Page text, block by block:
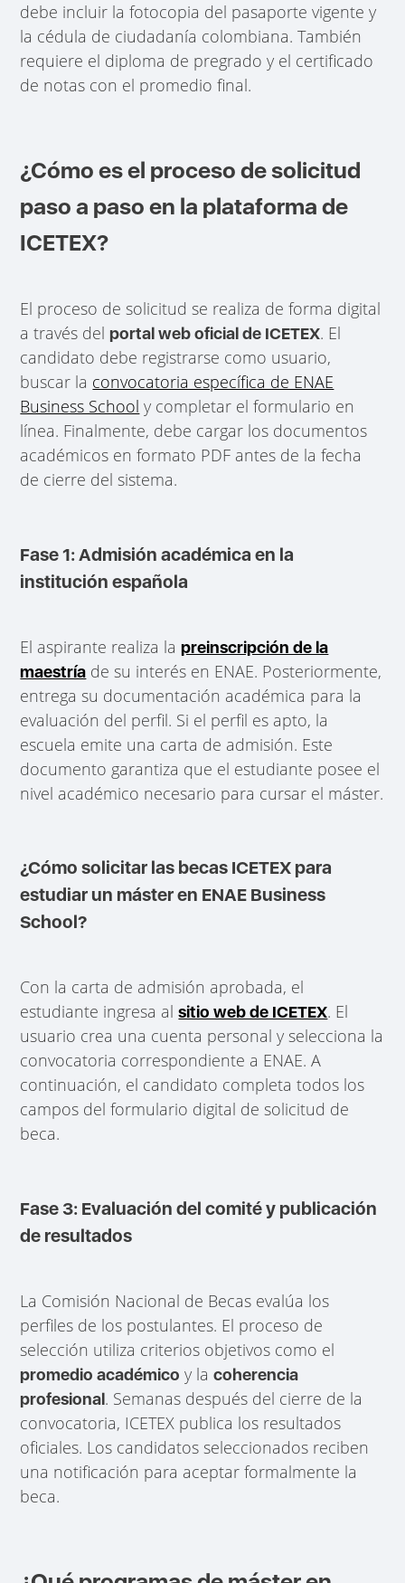
debe incluir la fotocopia del pasaporte vigente y
la cédula de ciudadanía colombiana. También
requiere el diploma de pregrado y el certificado
de notas con el promedio final.
¿Cómo es el proceso de solicitud
paso a paso en la plataforma de
ICETEX?
El proceso de solicitud se realiza de forma digital
a través delportal web oficial de ICETEX. El
candidato debe registrarse como usuario,
buscar la convocatoria específica de ENAE
Business School y completar el formulario en
línea. Finalmente, debe cargar los documentos
académicos en formato PDF antes de la fecha
de cierre del sistema.
Fase 1: Admisión académica en la
institución española
El aspirante realiza lapreinscripción de la
maestría de su interés en ENAE. Posteriormente,
entrega su documentación académica para la
evaluación del perfil. Si el perfil es apto, la
escuela emite una carta de admisión. Este
documento garantiza que el estudiante posee el
nivel académico necesario para cursar el máster.
¿Cómo solicitar las becas ICETEX para
estudiar un máster en ENAE Business
School?
Con la carta de admisión aprobada, el
estudiante ingresa alsitio web de ICETEX. El
usuario crea una cuenta personal y selecciona la
convocatoria correspondiente a ENAE. A
continuación, el candidato completa todos los
campos del formulario digital de solicitud de
beca.
Fase 3: Evaluación del comité y publicación
de resultados
La Comisión Nacional de Becas evalúa los
perfiles de los postulantes. El proceso de
selección utiliza criterios objetivos como el
promedio académico y lacoherencia
profesional. Semanas después del cierre de la
convocatoria, ICETEX publica los resultados
oficiales. Los candidatos seleccionados reciben
una notificación para aceptar formalmente la
beca.